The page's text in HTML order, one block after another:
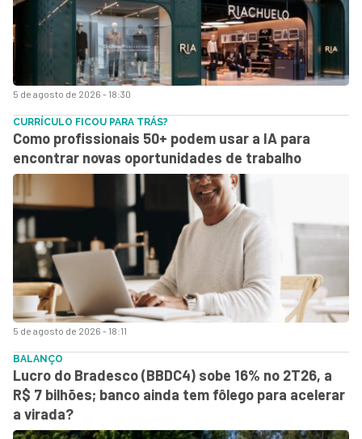
5 de agosto de 2026 - 18:30
5 de agosto de 2026 - 18:11
CURRÍCULO FICOU PARA TRÁS?
Como profissionais 50+ podem usar a IA para
encontrar novas oportunidades de trabalho
BALANÇO
Lucro do Bradesco (BBDC4) sobe 16% no 2T26, a
R$ 7 bilhões; banco ainda tem fôlego para acelerar
a virada?